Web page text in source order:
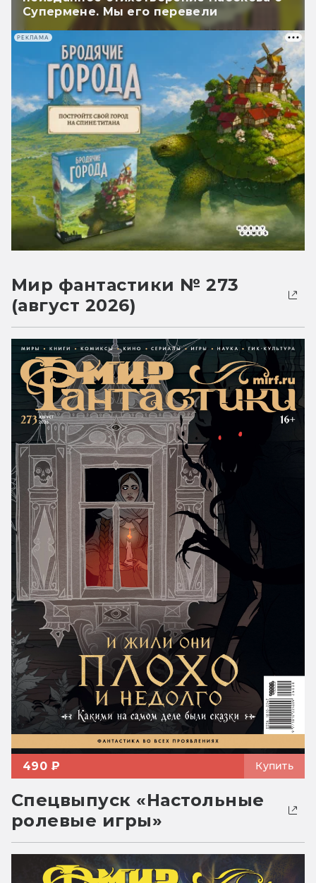
Супермене. Мы его перевели
РЕКЛАМА
Мир фантастики № 273
(август 2026)
490 ₽ Купить
Спецвыпуск «Настольные
ролевые игры»